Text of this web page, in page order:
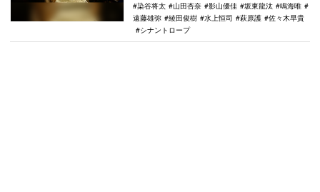
染谷将太
山田杏奈 影山優佳 坂東龍汰
鳴海唯
遠藤雄弥
綾田俊樹 水上恒司 萩原護
佐々木早貴
シナントロープ